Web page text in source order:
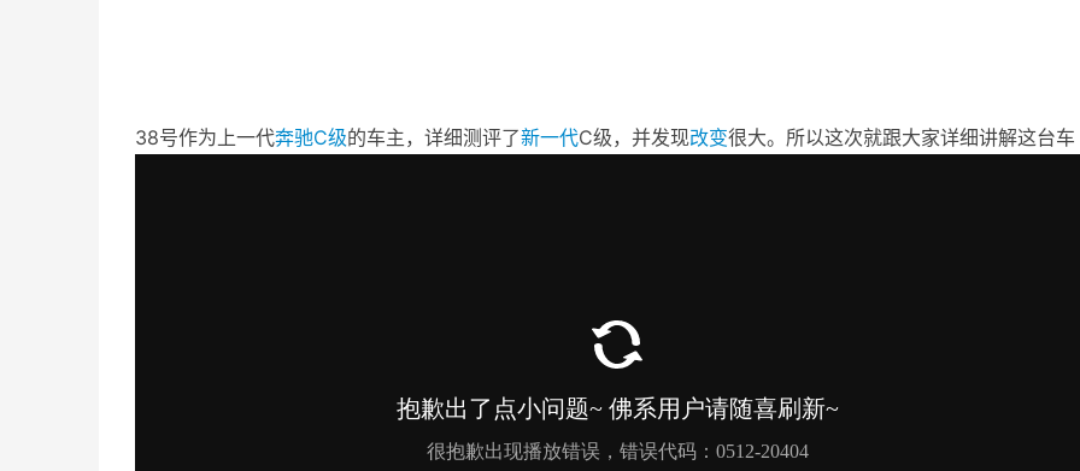
38号作为上一代奔驰C级的车主，详细测评了新一代C级，并发现改变很大。所以这次就跟大家详细讲解这台车